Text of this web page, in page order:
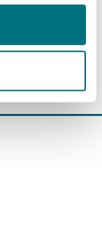
cro
crowdhou